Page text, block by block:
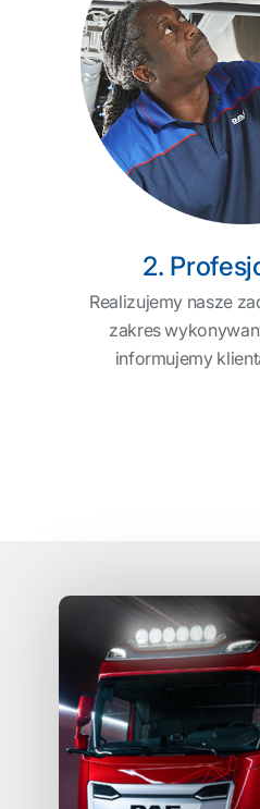
2.
Realizujemy nasze
zakres
informujemy